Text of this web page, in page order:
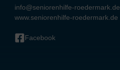
info@seniorenhilfe-roedermark.de
www.seniorenhilfe-roedermark.de
Facebook